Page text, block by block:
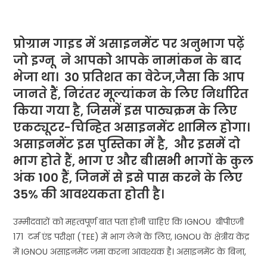
प्रोग्राम गाइड में असाइनमेंट पर अनुभाग पढ़ें
जोइग्नू ने आपको आपके नामांकन के बाद
भेजा था। 30 प्रतिशत का वेटेज,जैसा कि आप
जानते हैं, निरंतर मूल्यांकन के लिए निर्धारित
किया गया है, जिसमें इस पाठ्यक्रम के लिए
एकट्यूटर-चिन्हित असाइनमेंट शामिल होगा।
असाइनमेंट इस पुस्तिका में है, और इसमें दो
भाग होते हैं, भाग ए और बी।सभी भागों के कुल
अंक 100 हैं, जिनमें से इसे पास करने के लिए
35% की आवश्यकता होती है।
उम्मीदवारों को महत्वपूर्ण बात पता होनी चाहिए कि IGNOU बीपीएजी
171 टर्म एंड परीक्षा (TEE) में भाग लेने के लिए, IGNOU के क्षेत्रीय केंद्र
में IGNOU असाइनमेंट जमा करना आवश्यक है। असाइनमेंट के बिना,